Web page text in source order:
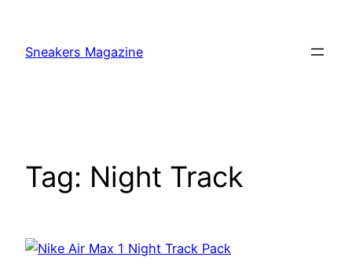
content
Sneakers Magazine
Tag: Night Track